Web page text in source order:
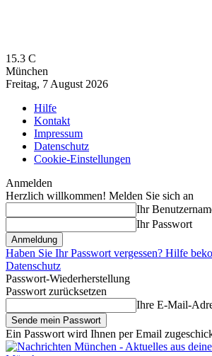
15.3 C
München
Freitag, 7 August 2026
Hilfe
Kontakt
Impressum
Datenschutz
Cookie-Einstellungen
Anmelden
Herzlich willkommen! Melden Sie sich an
Ihr
Ihr Passwort
Haben Sie Ihr Passwort vergessen? Hilfe
Datenschutz
Passwort-Wiederherstellung
Passwort zurücksetzen
Ihre E-Mail-
Ein Passwort wird Ihnen per Email